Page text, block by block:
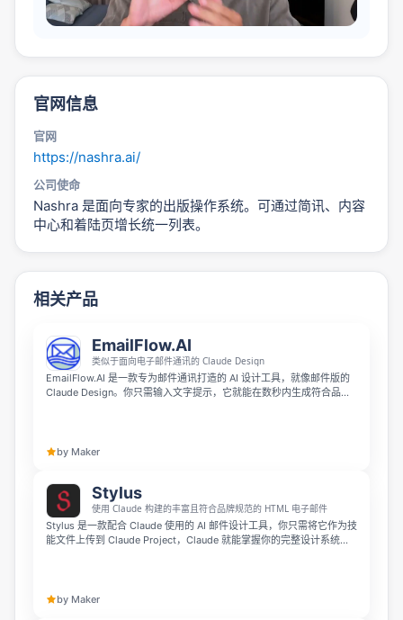
官网信息
官网
https://nashra.ai/
公司使命
Nashra 是面向专家的出版操作系统。可通过简讯、内容
中心和着陆页增长统一列表。
相关产品
EmailFlow.AI
类似于面向电子邮件通讯的 Claude Design
EmailFlow.AI 是一款专为邮件通讯打造的 AI 设计工具，就像邮件版的
Claude Design。你只需输入文字提示，它就能在数秒内生成符合品牌
采用统一平价定价，还提供真正永久免费的方案，无需绑定信用卡，每
by Maker
Stylus
使用 Claude 构建的丰富且符合品牌规范的 HTML 电子邮件
Stylus 是一款配合 Claude 使用的 AI 邮件设计工具，你只需将它作为技
能文件上传到 Claude Project，Claude 就能掌握你的完整设计系统，
by Maker